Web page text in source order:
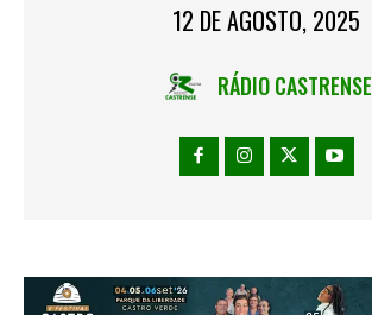
12 DE AGOSTO, 2025
RÁDIO CASTRENSE